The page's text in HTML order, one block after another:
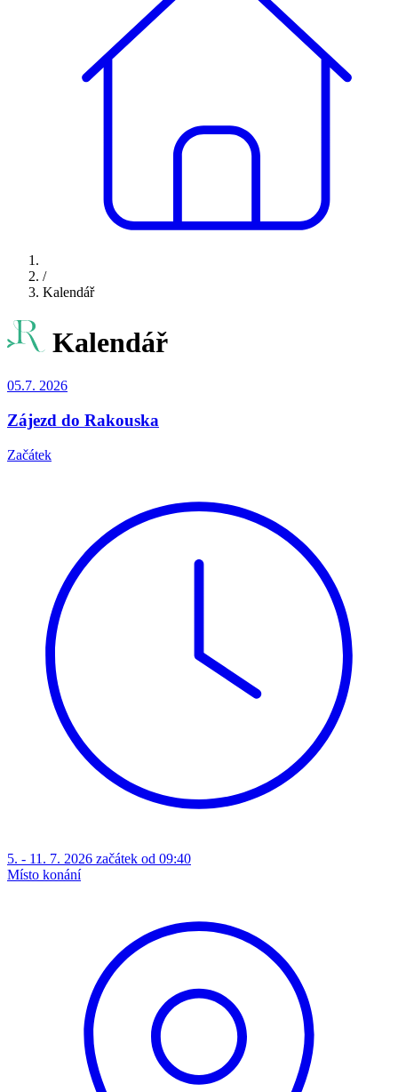
/
Kalendář
Kalendář
05.7. 2026
Zájezd do Rakouska
Začátek
5. - 11. 7. 2026 začátek od 09:40
Místo konání